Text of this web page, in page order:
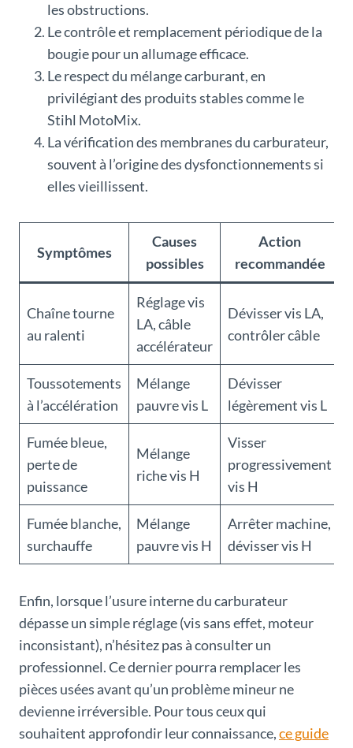
les obstructions.
Le contrôle et remplacement périodique de la
bougie pour un allumage efficace.
Le respect du mélange carburant, en
privilégiant des produits stables comme le
Stihl MotoMix.
La vérification des membranes du carburateur,
souvent à l’origine des dysfonctionnements si
elles vieillissent.
Symptômes
Causes
possibles
Action
recommandée
Chaîne tourne
au ralenti
Réglage vis
LA, câble
accélérateur
Dévisser vis LA,
contrôler câble
Toussotements
à l’accélération
Mélange
pauvre vis L
Dévisser
légèrement vis L
Fumée bleue,
perte de
puissance
Mélange
riche vis H
Visser
progressivement
vis H
Fumée blanche,
surchauffe
Mélange
pauvre vis H
Arrêter machine,
dévisser vis H
Enfin, lorsque l’usure interne du carburateur
dépasse un simple réglage (vis sans effet, moteur
inconsistant), n’hésitez pas à consulter un
professionnel. Ce dernier pourra remplacer les
pièces usées avant qu’un problème mineur ne
devienne irréversible. Pour tous ceux qui
souhaitent approfondir leur connaissance,ce guide